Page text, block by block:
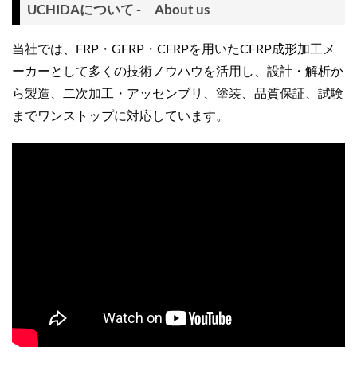
UCHIDAについて - About us
当社では、FRP・GFRP・CFRPを用いたCFRP成形加工メ
ーカーとして多くの技術ノウハウを活用し、設計・解析か
ら製造、二次加工・アッセンブリ、塗装、品質保証、試験
までワンストップに対応しています。